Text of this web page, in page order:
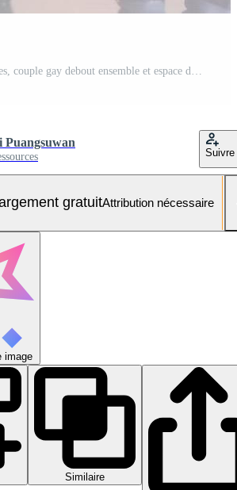
Puangsuwan
Suivre
gratuitAttribution nécessaire
image
Similaire